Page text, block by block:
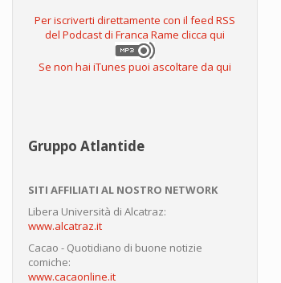
Per iscriverti direttamente con il feed RSS
del Podcast di Franca Rame clicca qui
Se non hai iTunes puoi ascoltare da qui
Gruppo Atlantide
SITI AFFILIATI AL NOSTRO NETWORK
Libera Università di Alcatraz:
www.alcatraz.it
Cacao - Quotidiano di buone notizie
comiche:
www.cacaonline.it